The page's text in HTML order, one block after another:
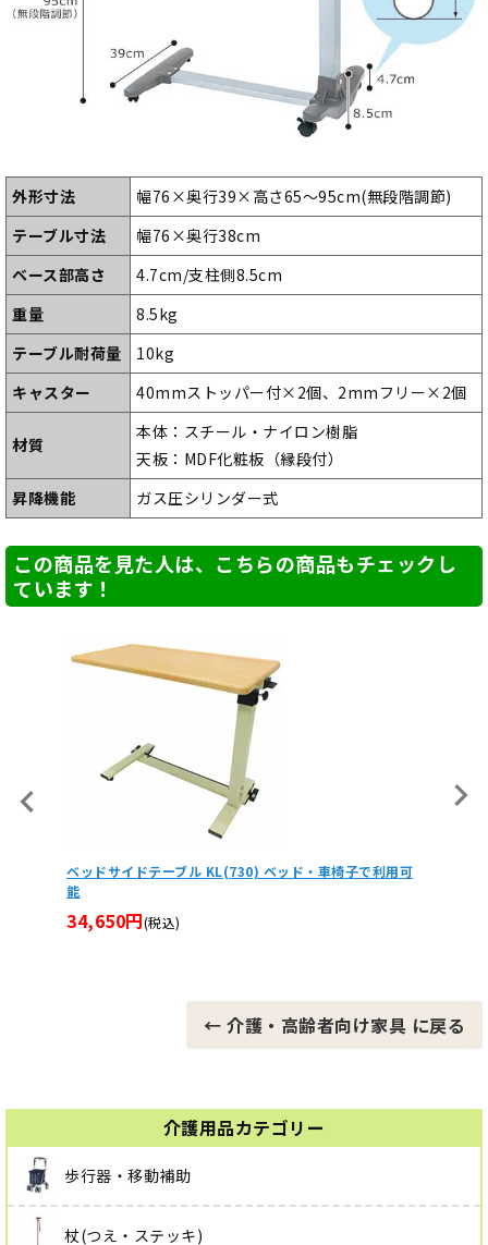
介護用品カテゴリー
歩行器・移動補助
杖(つえ・ステッキ)
外形寸法
幅76×奥行39×高さ65～95cm(無段階調節)
テーブル寸法
幅76×奥行38cm
ベース部高さ
4.7cm/支柱側8.5cm
重量
8.5kg
テーブル耐荷量
10kg
キャスター
40mmストッパー付×2個、2mmフリー×2個
材質
本体：スチール・ナイロン樹脂
天板：MDF化粧板（縁段付）
昇降機能
ガス圧シリンダー式
この商品を見た人は、こちらの商品もチェックし
ています！
ベッドサイドテーブル KL(730) ベッド・車椅子で利用可
能
34,650円(税込)
← 介護・高齢者向け家具 に戻る